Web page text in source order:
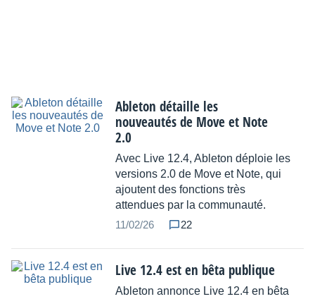
Ableton détaille les
nouveautés de Move et Note
2.0
Avec Live 12.4, Ableton déploie les
versions 2.0 de Move et Note, qui
ajoutent des fonctions très
attendues par la communauté.
11/02/26
22
Live 12.4 est en bêta publique
Ableton annonce Live 12.4 en bêta